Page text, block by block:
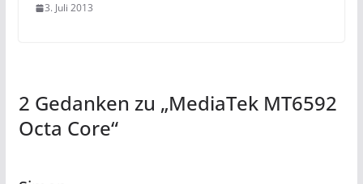
3. Juli 2013
2 Gedanken zu „MediaTek MT6592
Octa Core“